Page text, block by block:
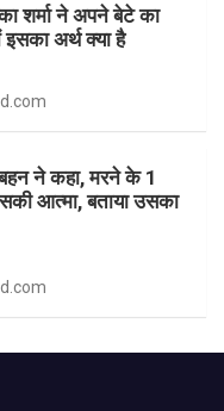
शर्मा ने अपने बेटे का
अर्थ क्‍या है
ने कहा, मरने के 1
आत्मा, बताया उसका